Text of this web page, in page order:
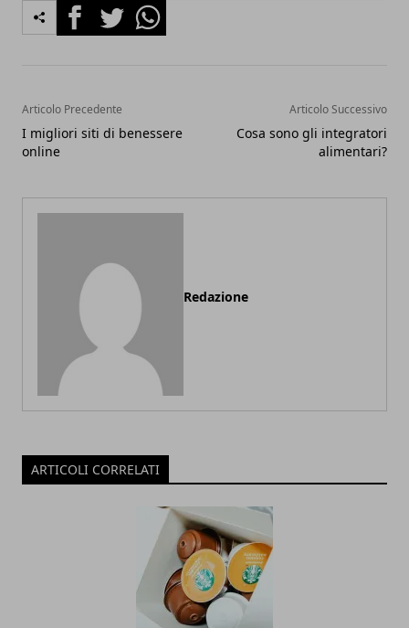
FacebookTwitterWhatsapp
Articolo Precedente
I migliori siti di benessere
online
Articolo Successivo
Cosa sono gli integratori
alimentari?
Redazione
ARTICOLI CORRELATI